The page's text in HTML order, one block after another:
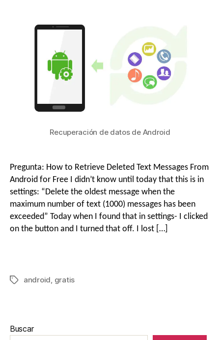
Recuperación de datos de Android
Pregunta: How to Retrieve Deleted Text Messages From
Android for Free I didn’t know until today that this is in
settings: “Delete the oldest message when the
maximum number of text (1000) messages has been
exceeded” Today when I found that in settings-
I clicked
on the button and I turned that off. I lost […]
android gratis
Buscar